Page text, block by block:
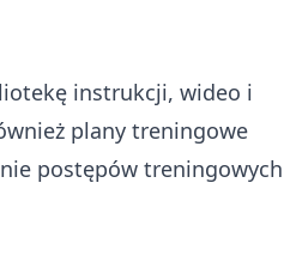
instrukcji, wideo i
plany treningowe
postępów treningowych